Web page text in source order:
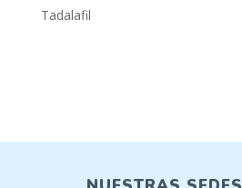
Tadalafil